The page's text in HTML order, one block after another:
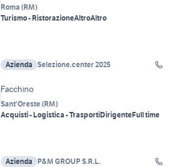
Roma (RM)
Turismo - RistorazioneAltroAltro
Azienda Selezione.center 2025
Facchino
Sant'Oreste(RM)
Acquisti - Logistica - TrasportiDirigenteFull time
Azienda P&M GROUP S.R.L.